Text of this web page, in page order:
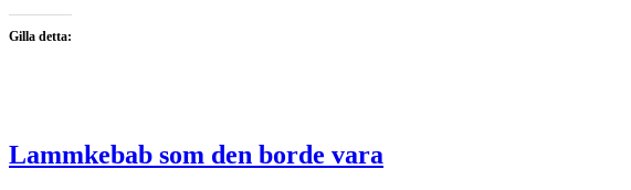
Gilla detta:
Lammkebab som den borde vara